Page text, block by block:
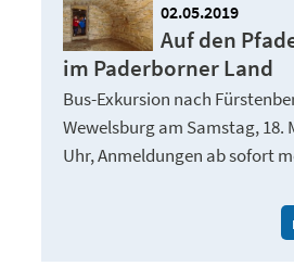
02.05.2019
Auf den
im Paderborner Land
Bus-Exkursion nach
Wewelsburg am Samstag, 18.
Uhr, Anmeldungen ab sofort